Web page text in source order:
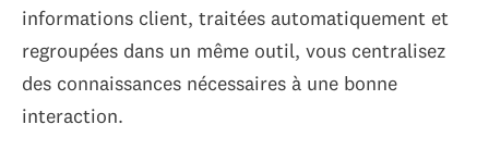
informations client, traitées automatiquement et
regroupées dans un même outil, vous centralisez
des connaissances nécessaires à une bonne
interaction.